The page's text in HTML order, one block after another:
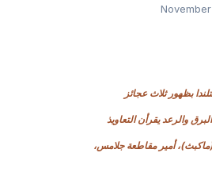
بظهور ثلاث عجائز
والرعد يقرأن التعاويذ
أمير مقاطعة جلامس،